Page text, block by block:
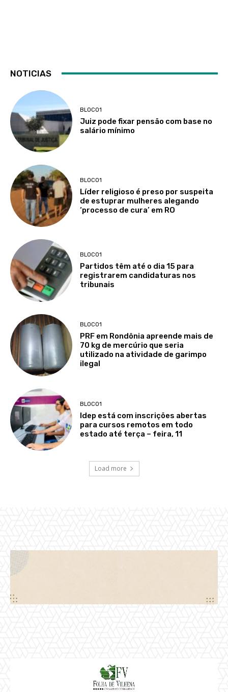
NOTICIAS
BLOCO1
Juiz pode fixar pensão com base no
salário mínimo
BLOCO1
Líder religioso é preso por suspeita
de estuprar mulheres alegando
‘processo de cura’ em RO
BLOCO1
Partidos têm até o dia 15 para
registrarem candidaturas nos
tribunais
BLOCO1
PRF em Rondônia apreende mais de
70 kg de mercúrio que seria
utilizado na atividade de garimpo
ilegal
BLOCO1
Idep está com inscrições abertas
para cursos remotos em todo
estado até terça – feira, 11
Load more